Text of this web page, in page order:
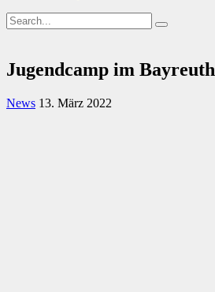
Jugendcamp im Bayreuth
News 13. März 2022